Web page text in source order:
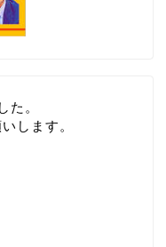
た。
します。